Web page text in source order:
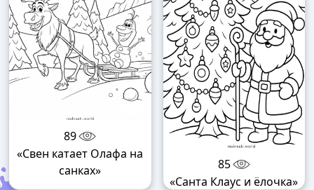
89
«Свен катает Олафа на
санках»
85
«Санта Клаус и ёлочка»